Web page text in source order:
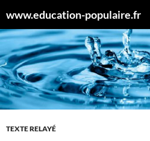
au
contenu
www.education-populaire.fr
TEXTE RELAYÉ